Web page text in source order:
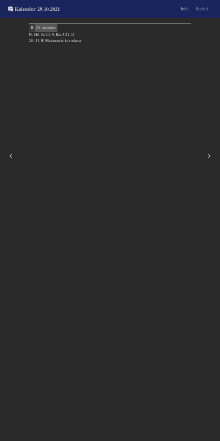
Kalender 29.10.2021 Info Seaded
R 29. oktoober
Ps 146; Rt 2:1-9; Rm 3:21-31
29.-31.10 Metonoorte kasvulava